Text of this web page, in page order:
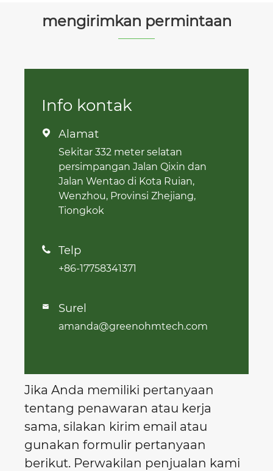
mengirimkan permintaan
Info kontak
 Alamat
Sekitar 332 meter selatan
persimpangan Jalan Qixin dan
Jalan Wentao di Kota Ruian,
Wenzhou, Provinsi Zhejiang,
Tiongkok
 Telp
+86-17758341371
 Surel
amanda@greenohmtech.com
Jika Anda memiliki pertanyaan
tentang penawaran atau kerja
sama, silakan kirim email atau
gunakan formulir pertanyaan
berikut. Perwakilan penjualan kami